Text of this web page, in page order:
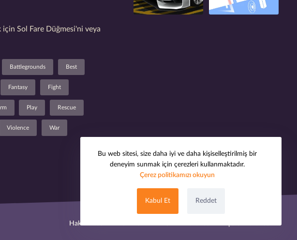
Sol Fare Düğmesi'ni veya
Battlegrounds Best
Fantasy Fight
Play Rescue
Violence War
Hakkımızda
Bu web sitesi, size daha iyi ve daha kişiselleştirilmiş bir
deneyim sunmak için çerezleri kullanmaktadır.
Çerez politikamızı okuyun
Kabul Et Reddet